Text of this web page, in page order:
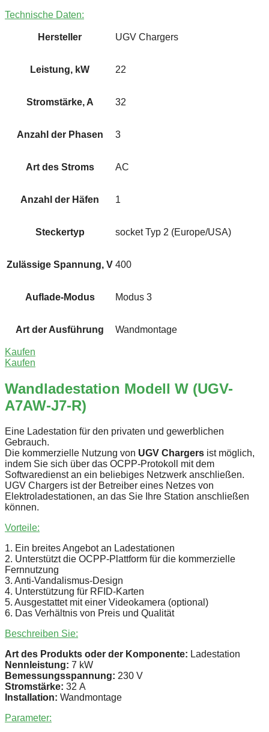
Technische Daten:
Hersteller UGV Chargers
Leistung, kW 22
Stromstärke, A 32
Anzahl der Phasen 3
Art des Stroms AC
Anzahl der Häfen 1
Steckertyp socket Typ 2 (Europe/USA)
Zulässige Spannung, V 400
Auflade-Modus Modus 3
Art der Ausführung Wandmontage
Kaufen
Kaufen
Wandladestation Modell W (UGV-
A7AW-J7-R)
Eine Ladestation für den privaten und gewerblichen
Gebrauch.
Die kommerzielle Nutzung von UGV Chargers ist möglich,
indem Sie sich über das OCPP-Protokoll mit dem
Softwaredienst an ein beliebiges Netzwerk anschließen.
UGV Chargers ist der Betreiber eines Netzes von
Elektroladestationen, an das Sie Ihre Station anschließen
können.
Vorteile:
1. Ein breites Angebot an Ladestationen
2. Unterstützt die OCPP-Plattform für die kommerzielle
Fernnutzung
3. Anti-Vandalismus-Design
4. Unterstützung für RFID-Karten
5. Ausgestattet mit einer Videokamera (optional)
6. Das Verhältnis von Preis und Qualität
Beschreiben Sie:
Art des Produkts oder der Komponente: Ladestation
Nennleistung: 7 kW
Bemessungsspannung: 230 V
Stromstärke: 32 А
Installation: Wandmontage
Parameter: